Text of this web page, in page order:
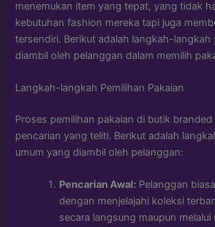
menemukan item yang tepat, yang tidak
kebutuhan fashion mereka tapi juga
tersendiri. Berikut adalah langkah-langkah
diambil oleh pelanggan dalam memilih
Langkah-langkah Pemilihan Pakaian
Proses pemilihan pakaian di butik
pencarian yang teliti. Berikut adalah
umum yang diambil oleh pelanggan:
Pencarian Awal: Pelanggan
dengan menjelajahi koleksi
secara langsung maupun melalui